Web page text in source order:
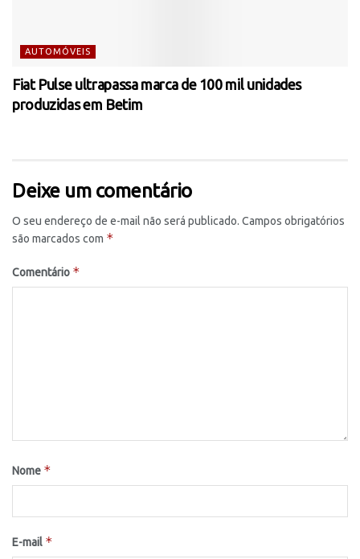
AUTOMÓVEIS
Fiat Pulse ultrapassa marca de 100 mil unidades
produzidas em Betim
Deixe um comentário
O seu endereço de e-mail não será publicado. Campos obrigatórios
são marcados com *
Comentário *
Nome *
E-mail *